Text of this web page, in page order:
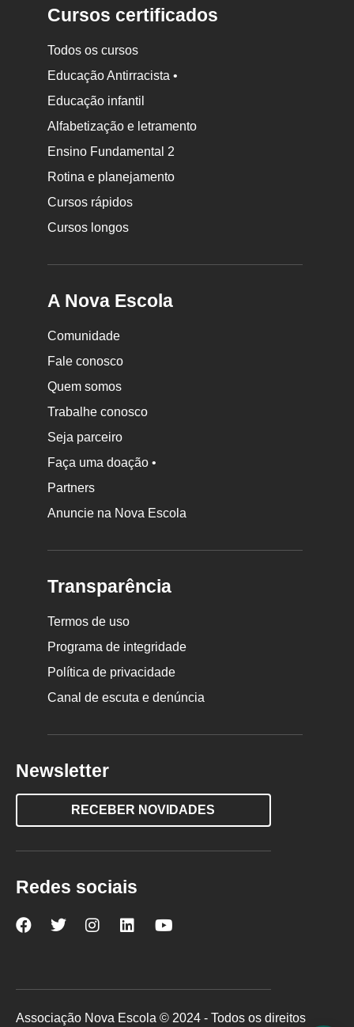
Cursos certificados
Todos os cursos
Educação Antirracista •
Educação infantil
Alfabetização e letramento
Ensino Fundamental 2
Rotina e planejamento
Cursos rápidos
Cursos longos
A Nova Escola
Comunidade
Fale conosco
Quem somos
Trabalhe conosco
Seja parceiro
Faça uma doação •
Partners
Anuncie na Nova Escola
Transparência
Termos de uso
Programa de integridade
Política de privacidade
Canal de escuta e denúncia
Newsletter
RECEBER NOVIDADES
Redes sociais
Nova
Facebook
Nova
Twitter
Nova
Instagram
Nova
LinkedInYouTube
Associação Nova Escola © 2024 - Todos os direitos